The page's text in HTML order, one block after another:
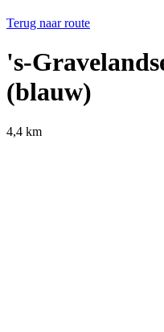
Terug naar route
's-
(blauw)
4,4 km